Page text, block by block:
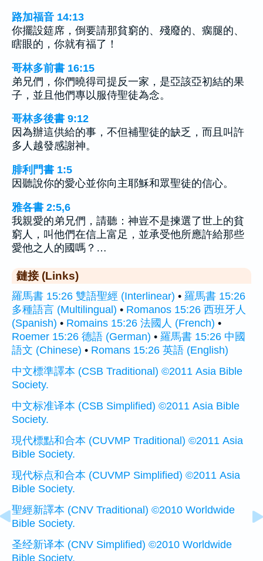
路加福音 14:13
你擺設筵席，倒要請那貧窮的、殘廢的、瘸腿的、
瞎眼的，你就有福了！
哥林多前書 16:15
弟兄們，你們曉得司提反一家，是亞該亞初結的果
子，並且他們專以服侍聖徒為念。
哥林多後書 9:12
因為辦這供給的事，不但補聖徒的缺乏，而且叫許
多人越發感謝神。
腓利門書 1:5
因聽說你的愛心並你向主耶穌和眾聖徒的信心。
雅各書 2:5,6
我親愛的弟兄們，請聽：神豈不是揀選了世上的貧
窮人，叫他們在信上富足，並承受他所應許給那些
愛他之人的國嗎？…
鏈接 (Links)
羅馬書 15:26 雙語聖經 (Interlinear) • 羅馬書 15:26
多種語言 (Multilingual) • Romanos 15:26 西班牙人
(Spanish) • Romains 15:26 法國人 (French) •
Roemer 15:26 德語 (German) • 羅馬書 15:26 中國
語文 (Chinese) • Romans 15:26 英語 (English)
中文標準譯本 (CSB Traditional) ©2011 Asia Bible
Society.
中文标准译本 (CSB Simplified) ©2011 Asia Bible
Society.
現代標點和合本 (CUVMP Traditional) ©2011 Asia
Bible Society.
现代标点和合本 (CUVMP Simplified) ©2011 Asia
Bible Society.
聖經新譯本 (CNV Traditional) ©2010 Worldwide
Bible Society.
圣经新译本 (CNV Simplified) ©2010 Worldwide
Bible Society.